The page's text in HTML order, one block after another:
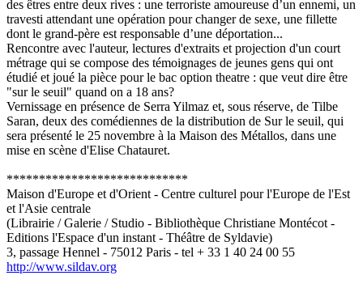
des êtres entre deux rives : une terroriste amoureuse d’un ennemi, un
travesti attendant une opération pour changer de sexe, une fillette
dont le grand-père est responsable d’une déportation...
Rencontre avec l'auteur, lectures d'extraits et projection d'un court
métrage qui se compose des témoignages de jeunes gens qui ont
étudié et joué la pièce pour le bac option theatre : que veut dire être
"sur le seuil" quand on a 18 ans?
Vernissage en présence de Serra Yilmaz et, sous réserve, de Tilbe
Saran, deux des comédiennes de la distribution de Sur le seuil, qui
sera présenté le 25 novembre à la Maison des Métallos, dans une
mise en scène d'Elise Chatauret.
****************************
Maison d'Europe et d'Orient - Centre culturel pour l'Europe de l'Est
et l'Asie centrale
(Librairie / Galerie / Studio - Bibliothèque Christiane Montécot -
Editions l'Espace d'un instant - Théâtre de Syldavie)
3, passage Hennel - 75012 Paris - tel + 33 1 40 24 00 55
http://www.sildav.org